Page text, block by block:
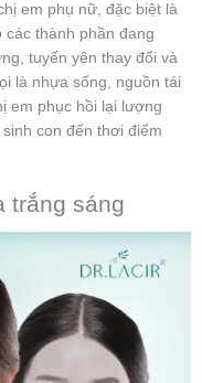
em phụ nữ, đặc biệt là
thành phần đang
tuyến yên thay đổi và
là nhựa sống, nguồn tái
em phục hồi lại lượng
con đến thơi điểm
trắng sáng